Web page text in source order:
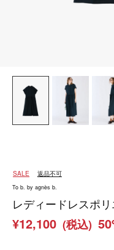
SALE 返品不可
To b. by agnès b.
レディードレスポ
¥12,100 (税込)